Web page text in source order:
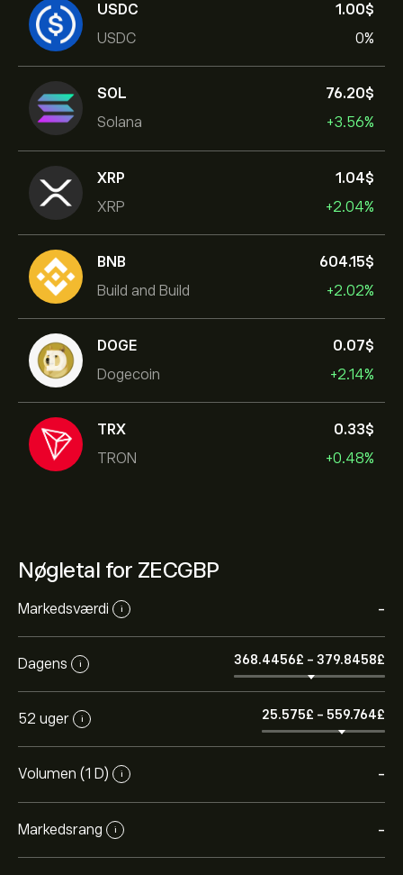
USDC
USDC
1.00‎$‎
0%
SOL
Solana
76.20‎$‎
+3.56%
XRP
XRP
1.04‎$‎
+2.04%
BNB
Build and Build
604.15‎$‎
+2.02%
DOGE
Dogecoin
0.07‎$‎
+2.14%
TRX
TRON
0.33‎$‎
+0.48%
Nøgletal for ZECGBP
Markedsværdi i -
Dagens i 368.4456‎£‎ - 379.8458‎£‎
52 uger i 25.575‎£‎ - 559.764‎£‎
Volumen (1 D) i -
Markedsrang i -